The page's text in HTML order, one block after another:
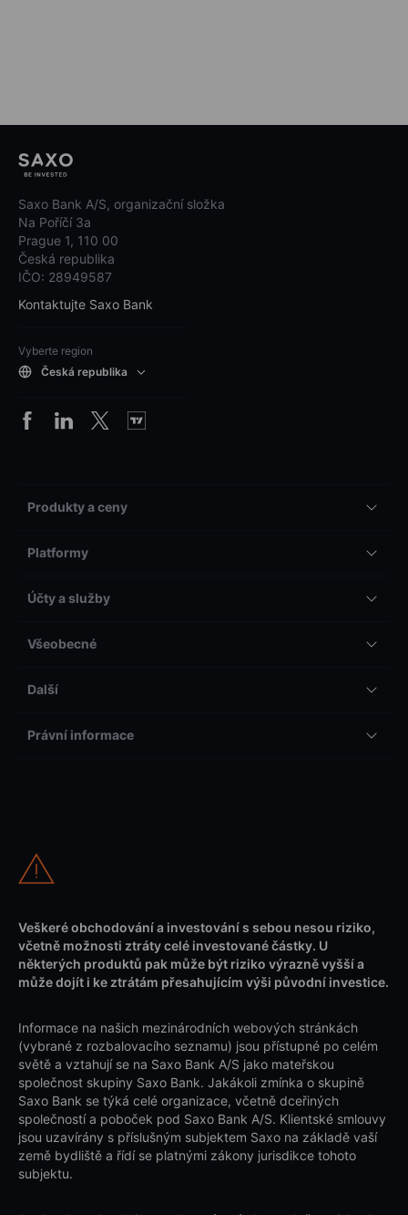
Saxo Bank A/S, organizační složka
Na Poříčí 3a
Prague 1, 110 00
Česká republika
IČO: 28949587
Kontaktujte Saxo Bank
Vyberte region
Česká republika
Produkty a ceny
Platformy
Účty a služby
Všeobecné
Další
Právní informace
Veškeré obchodování a investování s sebou nesou riziko,
včetně možnosti ztráty celé investované částky. U
některých produktů pak může být riziko výrazně vyšší a
může dojít i ke ztrátám přesahujícím výši původní investice.
Informace na našich mezinárodních webových stránkách
(vybrané z rozbalovacího seznamu) jsou přístupné po celém
světě a vztahují se na Saxo Bank A/S jako mateřskou
společnost skupiny Saxo Bank. Jakákoli zmínka o skupině
Saxo Bank se týká celé organizace, včetně dceřiných
společností a poboček pod Saxo Bank A/S. Klientské smlouvy
jsou uzavírány s příslušným subjektem Saxo na základě vaší
země bydliště a řídí se platnými zákony jurisdikce tohoto
subjektu.